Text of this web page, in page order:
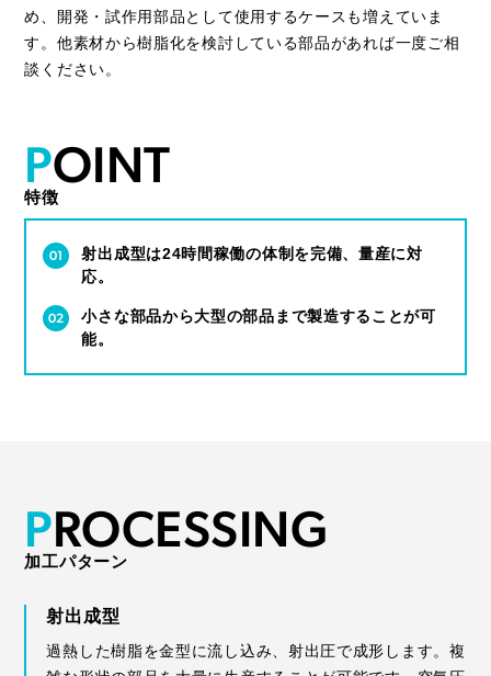
め、開発・試作用部品として使用するケースも増えていま
す。他素材から樹脂化を検討している部品があれば一度ご相
談ください。
POINT
特徴
射出成型は24時間稼働の体制を完備、量産に対
応。
小さな部品から大型の部品まで製造することが可
能。
PROCESSING
加工パターン
射出成型
過熱した樹脂を金型に流し込み、射出圧で成形します。複